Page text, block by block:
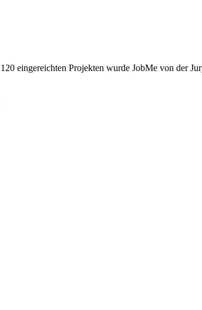
eingereichten Projekten wurde JobMe von der